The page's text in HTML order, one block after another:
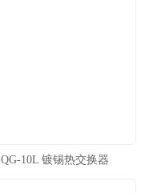
QG-10L 镀锡热交换器